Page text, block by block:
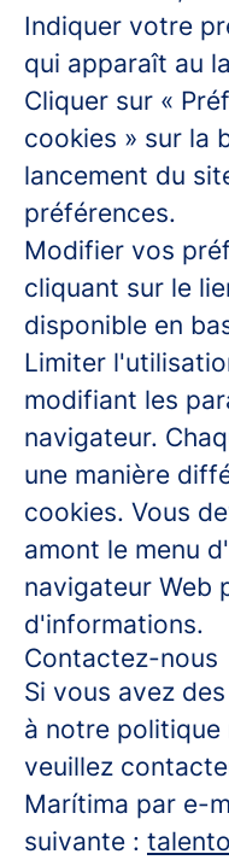
Indiquer votre
qui apparaît au
Cliquer sur «
cookies » sur la
lancement du
préférences.
Modifier vos
cliquant sur le
disponible en
Limiter
modifiant les
navigateur.
une manière
cookies. Vous
amont le menu
navigateur Web
d'informations.
Contactez-nous
Si vous avez
à notre politique
veuillez
Marítima par e-
suivante :